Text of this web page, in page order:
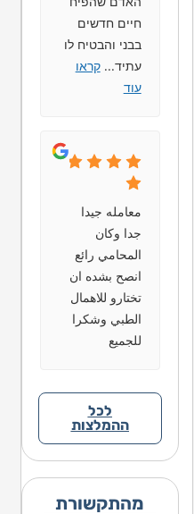
חיים חדשים
בבני והבטיח לו
עתיד...קראו
עוד
معامله جيدا
جدا وكان
المحامي رائع
انصح بشده ان
تختارو للاهمال
الطبي وشكرا
للجميع
לכל
ההמלצות
מהתקשורת